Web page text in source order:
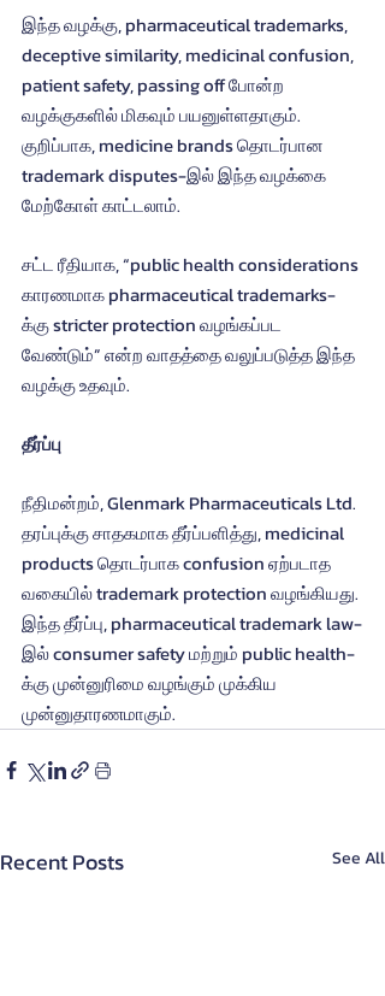
இந்த வழக்கு, pharmaceutical trademarks,
deceptive similarity, medicinal confusion,
patient safety, passing off போன்ற
வழக்குகளில் மிகவும் பயனுள்ளதாகும்.
குறிப்பாக, medicine brands தொடர்பான
trademark disputes-இல் இந்த வழக்கை
மேற்கோள் காட்டலாம்.
சட்ட ரீதியாக, “public health considerations
காரணமாக pharmaceutical trademarks-
க்கு stricter protection வழங்கப்பட
வேண்டும்” என்ற வாதத்தை வலுப்படுத்த இந்த
வழக்கு உதவும்.
தீர்ப்பு
நீதிமன்றம், Glenmark Pharmaceuticals Ltd.
தரப்புக்கு சாதகமாக தீர்ப்பளித்து, medicinal
products தொடர்பாக confusion ஏற்படாத
வகையில் trademark protection வழங்கியது.
இந்த தீர்ப்பு, pharmaceutical trademark law-
இல் consumer safety மற்றும் public health-
க்கு முன்னுரிமை வழங்கும் முக்கிய
முன்னுதாரணமாகும்.
Recent Posts See All